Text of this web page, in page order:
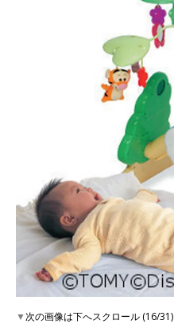
▼次の画像は下へスクロール (16/31)